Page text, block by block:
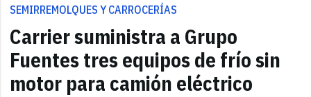
SEMIRREMOLQUES Y CARROCERÍAS
Carrier suministra a Grupo
Fuentes tres equipos de frío sin
motor para camión eléctrico